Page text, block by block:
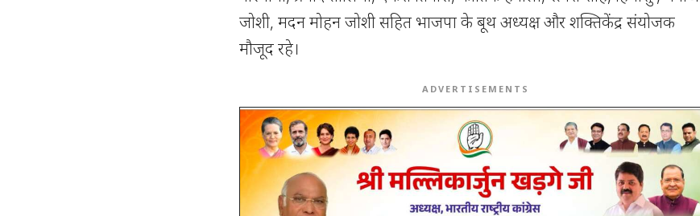
जोशी, मदन मोहन जोशी सहित भाजपा के बूथ अध्यक्ष और शक्तिकेंद्र संयोजक
मौजूद रहे।
ADVERTISEMENTS